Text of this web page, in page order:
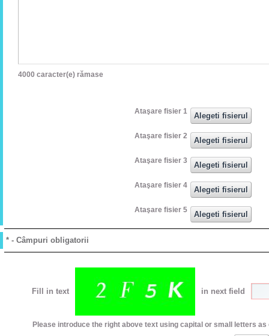
4000 caracter(e) rămase
Ataşare fisier 1
Ataşare fisier 2
Ataşare fisier 3
Ataşare fisier 4
Ataşare fisier 5
* - Câmpuri obligatorii
Fill in text in next field
Please introduce the right above text using capital or small letters